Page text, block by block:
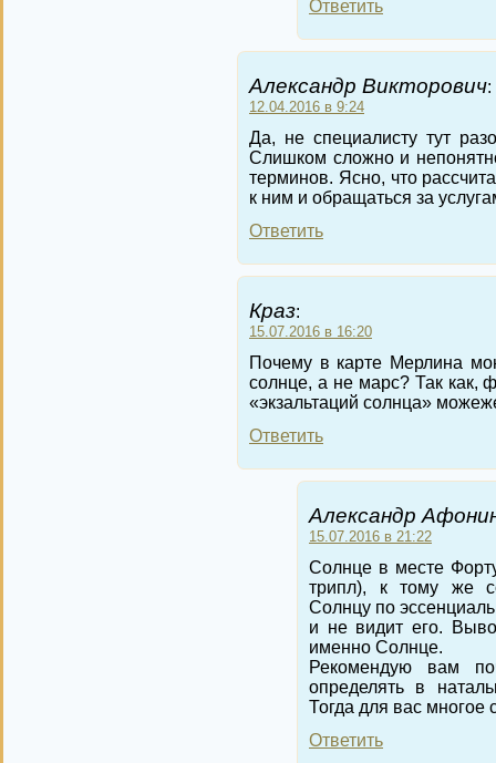
Ответить
Александр Викторович:
12.04.2016 в 9:24
Да, не специалисту тут
Слишком сложно и
терминов. Ясно, что
к ним и обращаться за
Ответить
Краз:
15.07.2016 в 16:20
Почему в карте Мерлина
солнце, а не марс? Так как,
«экзальтаций солнца»
Ответить
Александр
15.07.2016 в 21:22
Солнце в месте
трипл), к тому же
Солнцу по
и не видит его.
именно Солнце.
Рекомендую вам
определять в
Тогда для вас многое
Ответить